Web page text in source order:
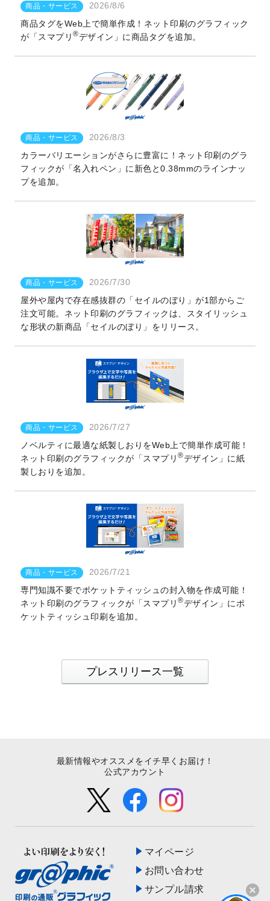
商品・サービス
2026/8/6
商品タグをWeb上で簡単作成！ネット印刷のグラフィック
が「スマプリ ®デザイン」に商品タグを追加。
商品・サービス
2026/8/3
カラーバリエーションがさらに豊富に！ネット印刷のグラ
フィックが「名入れペン」に新色と0.38mmのラインナッ
プを追加。
商品・サービス
2026/7/30
屋外や屋内で存在感抜群の「セイルのぼり」が1部からご
注文可能。ネット印刷のグラフィックは、スタイリッシュ
な形状の新商品「セイルのぼり」をリリース。
商品・サービス
2026/7/27
ノベルティに最適な紙製しおりをWeb上で簡単作成可能！
ネット印刷のグラフィックが「スマプリ ®デザイン」に紙
製しおりを追加。
商品・サービス
2026/7/21
専門知識不要でポケットティッシュの封入物を作成可能！
ネット印刷のグラフィックが「スマプリ ®デザイン」にポ
ケットティッシュ印刷を追加。
プレスリリース一覧
マイページ
お問い合わせ
サンプル請求
最新情報やオススメをイチ早くお届け！
公式アカウント